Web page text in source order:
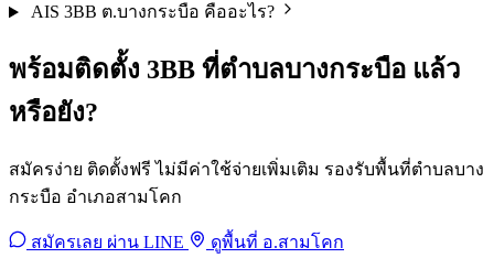
AIS 3BB ต.บางกระบือ คืออะไร?
พร้อมติดตั้ง 3BB ที่ตำบลบางกระบือ แล้ว
หรือยัง?
สมัครง่าย ติดตั้งฟรี ไม่มีค่าใช้จ่ายเพิ่มเติม รองรับพื้นที่ตำบลบาง
กระบือ อำเภอสามโคก
สมัครเลย ผ่าน LINE ดูพื้นที่ อ.สามโคก